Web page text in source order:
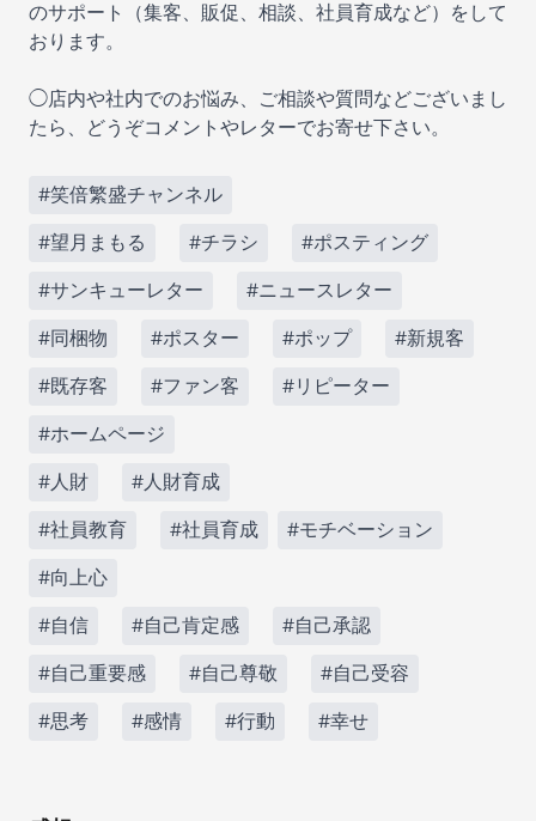
のサポート（集客、販促、相談、社員育成など）をして
おります。
◯店内や社内でのお悩み、ご相談や質問などございまし
たら、どうぞコメントやレターでお寄せ下さい。
#笑倍繁盛チャンネル
#望月まもる #チラシ #ポスティング
#サンキューレター #ニュースレター
#同梱物 #ポスター #ポップ #新規客
#既存客 #ファン客 #リピーター
#ホームページ
#人財 #人財育成
#社員教育 #社員育成 #モチベーション
#向上心
#自信 #自己肯定感 #自己承認
#自己重要感 #自己尊敬 #自己受容
#思考 #感情 #行動 #幸せ